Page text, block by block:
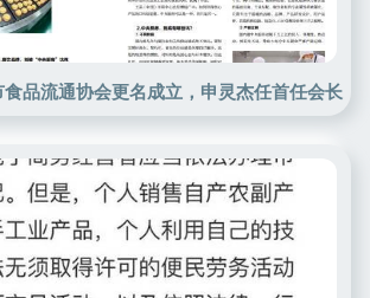
品流通协会更名成立，申灵杰任首任会长